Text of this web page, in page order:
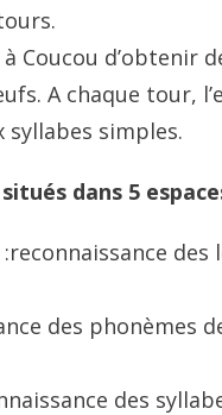
Coucou d’obtenir
A chaque tour,
simples.
dans 5
:reconnaissance
des phonèmes
des